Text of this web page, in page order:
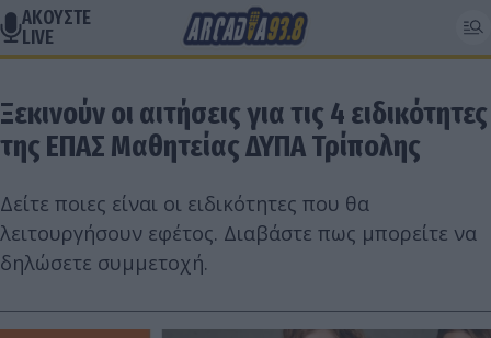
ΑΚΟΥΣΤΕ
LIVE
Ξεκινούν οι αιτήσεις για τις 4 ειδικότητες
της ΕΠΑΣ Μαθητείας ΔΥΠΑ Τρίπολης
Δείτε ποιες είναι οι ειδικότητες που θα
λειτουργήσουν εφέτος. Διαβάστε πως μπορείτε να
δηλώσετε συμμετοχή.